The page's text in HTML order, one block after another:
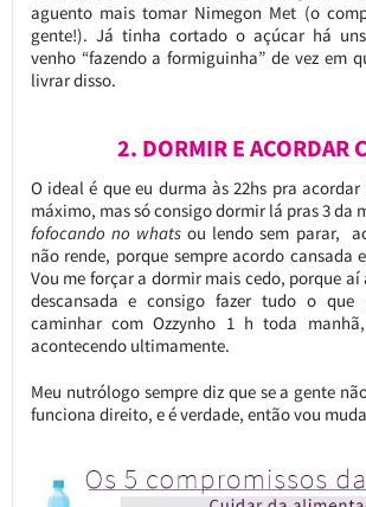
aguento mais tomar Nimegon Met (o
gente!). Já tinha cortado o açúcar há
venho “fazendo a formiguinha” de vez em
livrar disso.
2. DORMIR E ACORDAR
O ideal é que eu durma às 22hs pra acordar
máximo, mas só consigo dormir lá pras 3 da
fofocando no whatsou lendo sem parar,
não rende, porque sempre acordo cansada
Vou me forçar a dormir mais cedo, porque aí
descansada e consigo fazer tudo o que
caminhar com Ozzynho 1 h toda
acontecendo ultimamente.
Meu nutrólogo sempre diz que se a gente
funciona direito, e é verdade, então vou